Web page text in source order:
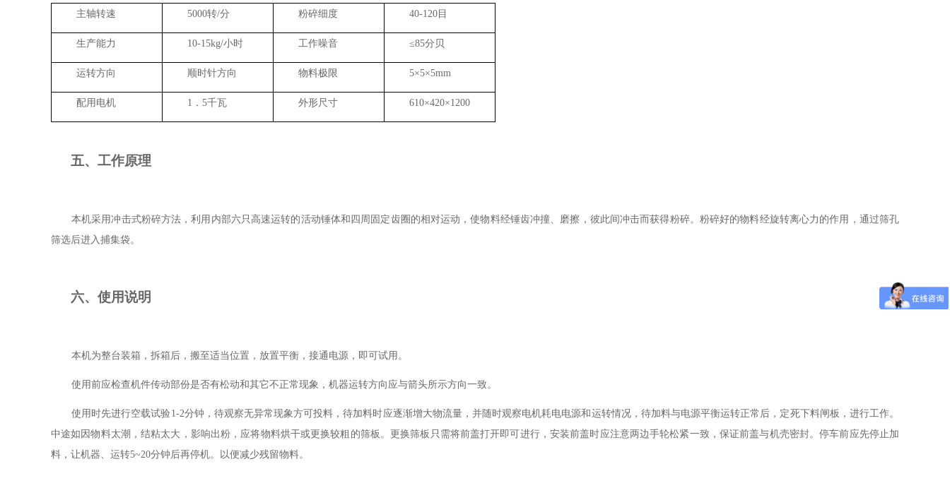
主轴转速 5000转/分 粉碎细度 40-120 目
生产能力 10-15kg/小时 工作噪音 ≤85分贝
运转方向 顺时针方向 物料极限 5×5×5mm
配用电机 1 ． 5千瓦 外形尺寸 610×420×1200
五、工作原理
本机采用冲击式粉碎方法，利用内部六只高速运转的活动锤体和四周固定齿圈的相对运动，使物料经锤齿冲撞、磨擦，彼此间冲击而获得粉碎。粉碎好的物料经旋转离心力的作用，通过筛孔
筛选后进入捕集袋。
六、使用说明
本机为整台装箱，拆箱后，搬至适当位置，放置平衡，接通电源，即可试用。
使用前应检查机件传动部份是否有松动和其它不正常现象，机器运转方向应与箭头所示方向一致。
使用时先进行空载试验1-2分钟，待观察无异常现象方可投料，待加料时应逐渐增大物流量，并随时观察电机耗电电源和运转情况，待加料与电源平衡运转正常后，定死下料闸板，进行工作。
中途如因物料太潮，结粘太大，影响出粉，应将物料烘干或更换较粗的筛板。更换筛板只需将前盖打开即可进行，安装前盖时应注意两边手轮松紧一致，保证前盖与机壳密封。停车前应先停止加
料，让机器、运转5~20分钟后再停机。以便减少残留物料。